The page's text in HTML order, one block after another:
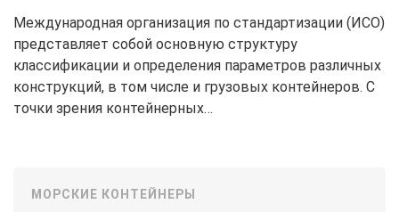
Международная организация по стандартизации (ИСО)
представляет собой основную структуру
классификации и определения параметров различных
конструкций, в том числе и грузовых контейнеров. С
точки зрения контейнерных…
МОРСКИЕ КОНТЕЙНЕРЫ